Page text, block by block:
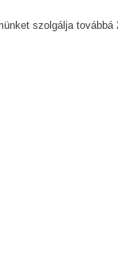
szolgálja továbbá